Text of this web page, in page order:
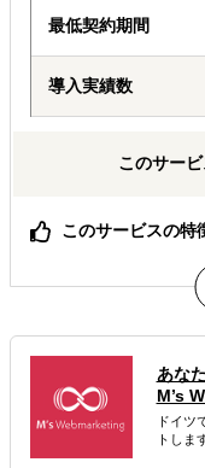
最低契約期間
導入実績数
このサー
このサービスの特
海外進出戦略・事業計
海外市場調査・マーケ
あな
M’s
ドイツ
トしま